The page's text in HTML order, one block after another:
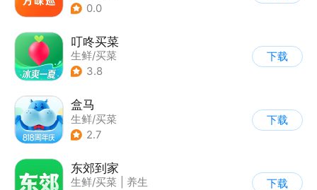
0.0
叮咚买菜
生鲜/买菜
3.8
下载
盒马
生鲜/买菜
2.7
下载
东郊到家
生鲜/买菜
养生
下载